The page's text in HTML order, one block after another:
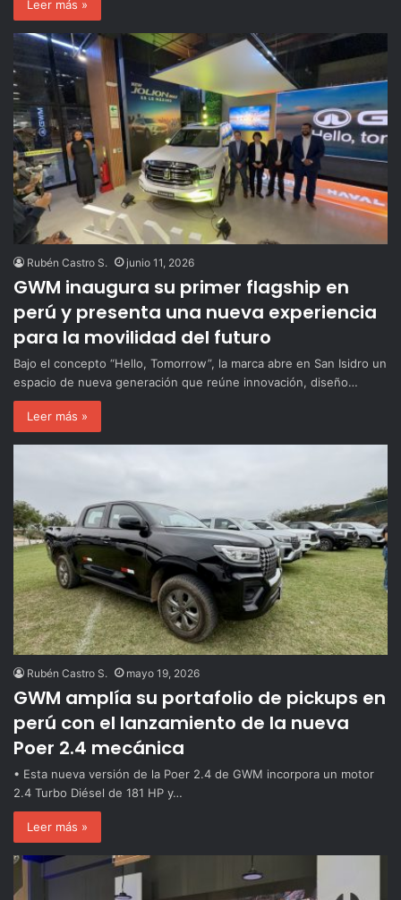
Leer más »
Rubén Castro S. junio 11, 2026
GWM inaugura su primer flagship en
perú y presenta una nueva experiencia
para la movilidad del futuro
Bajo el concepto “Hello, Tomorrow”, la marca abre en San Isidro un
espacio de nueva generación que reúne innovación, diseño…
Leer más »
Rubén Castro S. mayo 19, 2026
GWM amplía su portafolio de pickups en
perú con el lanzamiento de la nueva
Poer 2.4 mecánica
• Esta nueva versión de la Poer 2.4 de GWM incorpora un motor
2.4 Turbo Diésel de 181 HP y…
Leer más »